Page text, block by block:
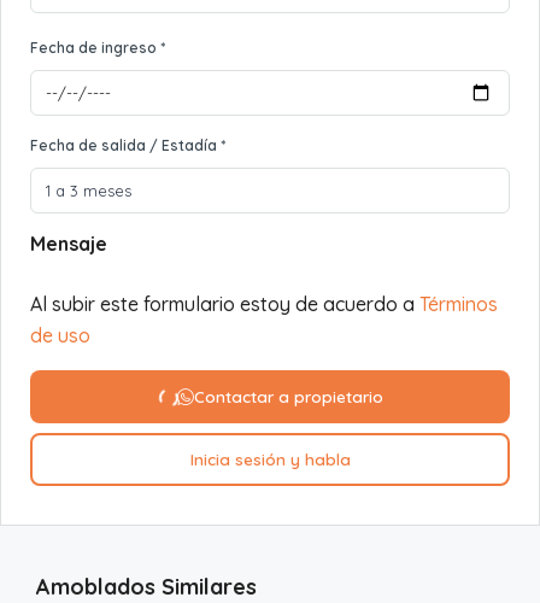
Fecha de ingreso *
Fecha de salida / Estadía *
Mensaje
Al subir este formulario estoy de acuerdo a Términos
de uso
Contactar a propietario
Inicia sesión y habla
Amoblados Similares